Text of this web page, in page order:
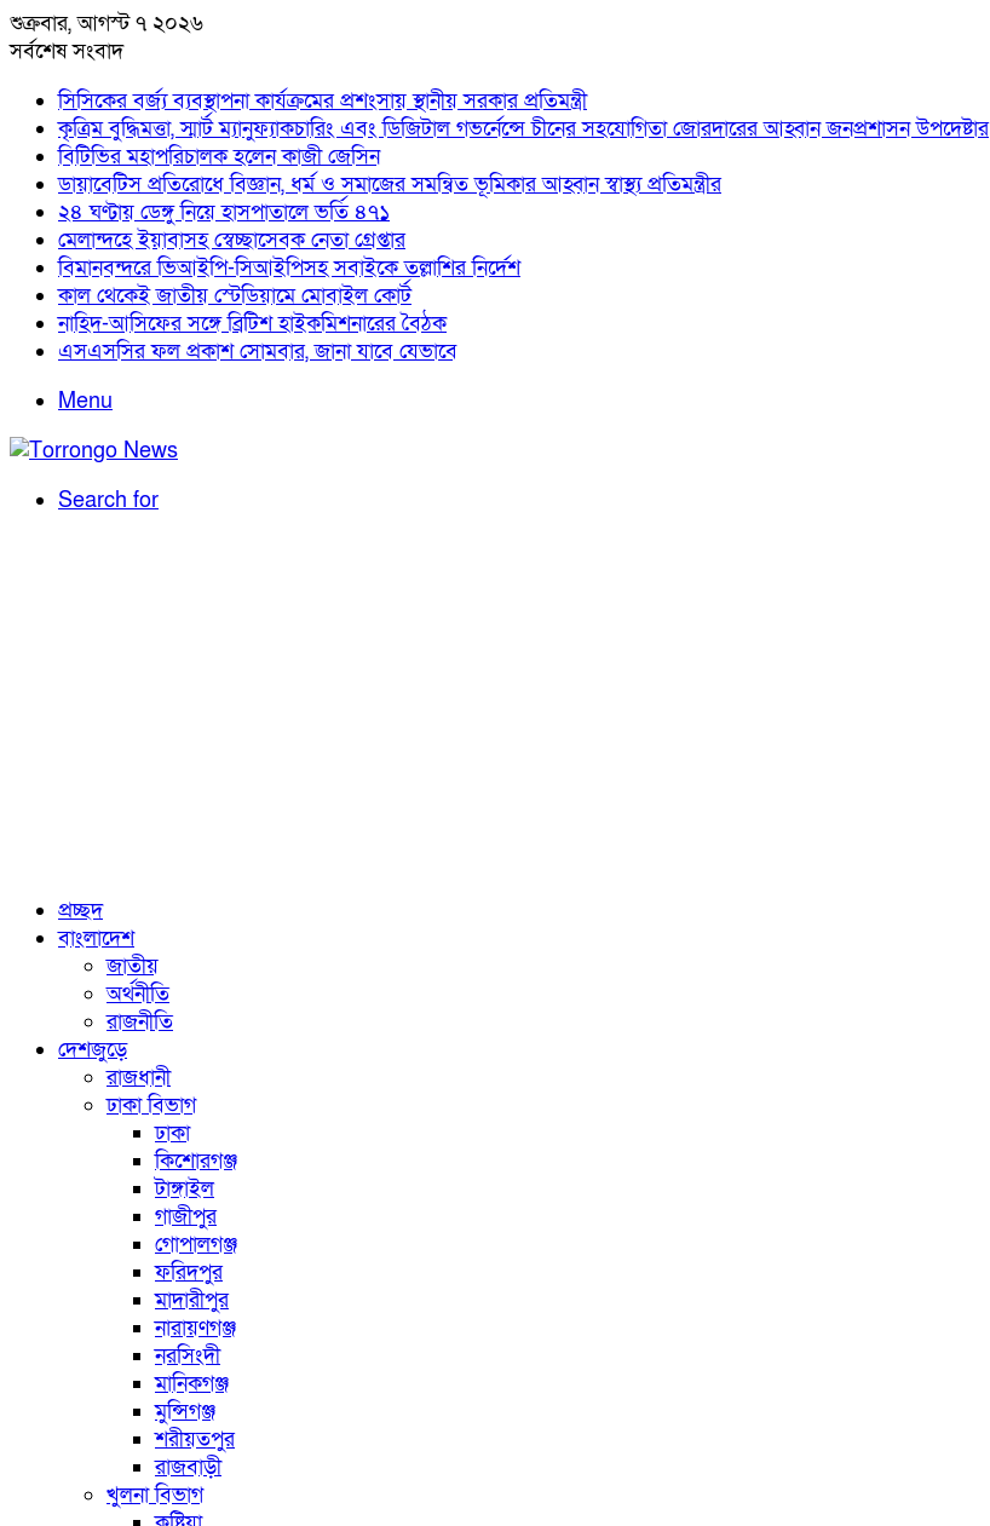
শুক্রবার, আগস্ট ৭ ২০২৬
সর্বশেষ সংবাদ
সিসিকের বর্জ্য ব্যবস্থাপনা কার্যক্রমের প্রশংসায় স্থানীয় সরকার প্রতিমন্ত্রী
কৃত্রিম বুদ্ধিমত্তা, স্মার্ট ম্যানুফ্যাকচারিং এবং ডিজিটাল গভর্নেন্সে চীনের সহযোগিতা জোরদারের আহ্বান জনপ্রশাসন উপদেষ্টার
বিটিভির মহাপরিচালক হলেন কাজী জেসিন
ডায়াবেটিস প্রতিরোধে বিজ্ঞান, ধর্ম ও সমাজের সমন্বিত ভূমিকার আহ্বান স্বাস্থ্য প্রতিমন্ত্রীর
২৪ ঘণ্টায় ডেঙ্গু নিয়ে হাসপাতালে ভর্তি ৪৭১
মেলান্দহে ইয়াবাসহ স্বেচ্ছাসেবক নেতা গ্রেপ্তার
বিমানবন্দরে ভিআইপি-সিআইপিসহ সবাইকে তল্লাশির নির্দেশ
কাল থেকেই জাতীয় স্টেডিয়ামে মোবাইল কোর্ট
নাহিদ-আসিফের সঙ্গে ব্রিটিশ হাইকমিশনারের বৈঠক
এসএসসির ফল প্রকাশ সোমবার, জানা যাবে যেভাবে
Menu
Search for
প্রচ্ছদ
বাংলাদেশ
জাতীয়
অর্থনীতি
রাজনীতি
দেশজুড়ে
রাজধানী
ঢাকা বিভাগ
ঢাকা
কিশোরগঞ্জ
টাঙ্গাইল
গাজীপুর
গোপালগঞ্জ
ফরিদপুর
মাদারীপুর
নারায়ণগঞ্জ
নরসিংদী
মানিকগঞ্জ
মুন্সিগঞ্জ
শরীয়তপুর
রাজবাড়ী
খুলনা বিভাগ